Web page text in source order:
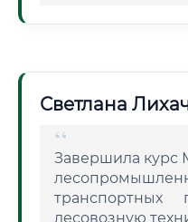
Светлана
Завершила курс
транспортных
лесовозную